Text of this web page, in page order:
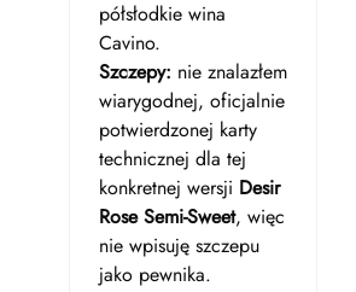
półsłodkie wina
Cavino.
Szczepy: nie znalazłem
wiarygodnej, oficjalnie
potwierdzonej karty
technicznej dla tej
konkretnej wersji Desir
Rose Semi-Sweet, więc
nie wpisuję szczepu
jako pewnika.